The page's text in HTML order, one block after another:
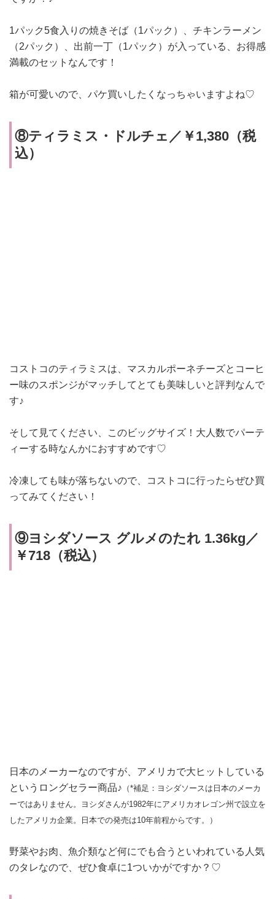
1パック5食入りの焼きそば（1パック）、チキンラーメン
（2パック）、出前一丁（1パック）が入っている、お得感
満載のセットなんです！
箱が可愛いので、パケ買いしたくなっちゃいますよね♡
⑧ティラミス・ドルチェ／￥1,380（税
込）
コストコのティラミスは、マスカルポーネチーズと コーヒ
ー味のスポンジがマッチしてとても美味しいと評判なんで
す♪
そして見てください、このビッグサイズ！大人数でパーテ
ィーする時なんかにおすすめです♡
冷凍しても味が落ちないので、コストコに行ったらぜひ買
ってみてください！
⑨ヨシダソース グルメのたれ 1.36kg／
￥718（税込）
日本のメーカーなのですが、アメリカで大ヒットしている
というロングセラー商品♪ （*補足：ヨシダソースは日本のメーカ
ーではありません。ヨシダさんが1982年にアメリカオレゴン州で設立を
したアメリカ企業。日本での発売は10年前程からです。）
野菜やお肉、魚介類など何にでも合うといわれている人気
のタレなので、ぜひ食卓に1ついかがですか？♡